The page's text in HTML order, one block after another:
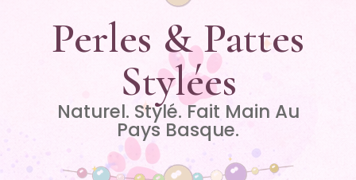
Perles & Pattes
Stylées
Naturel. Stylé. Fait Main Au
Pays Basque.